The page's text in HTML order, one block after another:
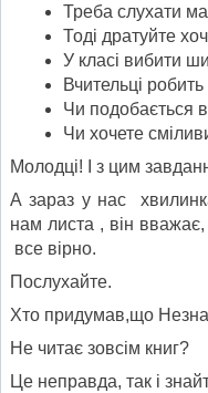
Треба слухати
Тоді дратуйте
У класі вибити
Вчительці
Чи подобається
Чи хочете
Молодці! І з цим
А зараз у нас
нам листа , він
все вірно.
Послухайте.
Хто придумав,що
Не читає зовсім книг?
Це неправда, так і